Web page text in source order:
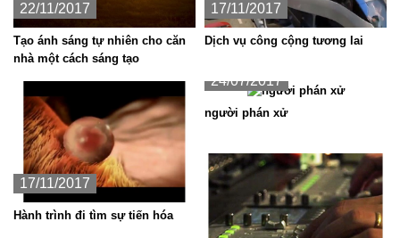
22/11/2017
Tạo ánh sáng tự nhiên cho căn
nhà một cách sáng tạo
17/11/2017
Dịch vụ công cộng tương lai
17/11/2017
Hành trình đi tìm sự tiến hóa
24/07/2017
người phán xử